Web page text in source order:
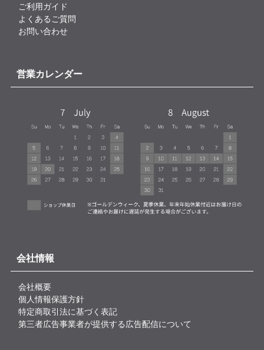
ご利用ガイド
よくあるご質問
お問い合わせ
営業カレンダー
会社情報
会社概要
個人情報保護方針
特定商取引法に基づく表記
第三者広告事業者が提供する広告配信について